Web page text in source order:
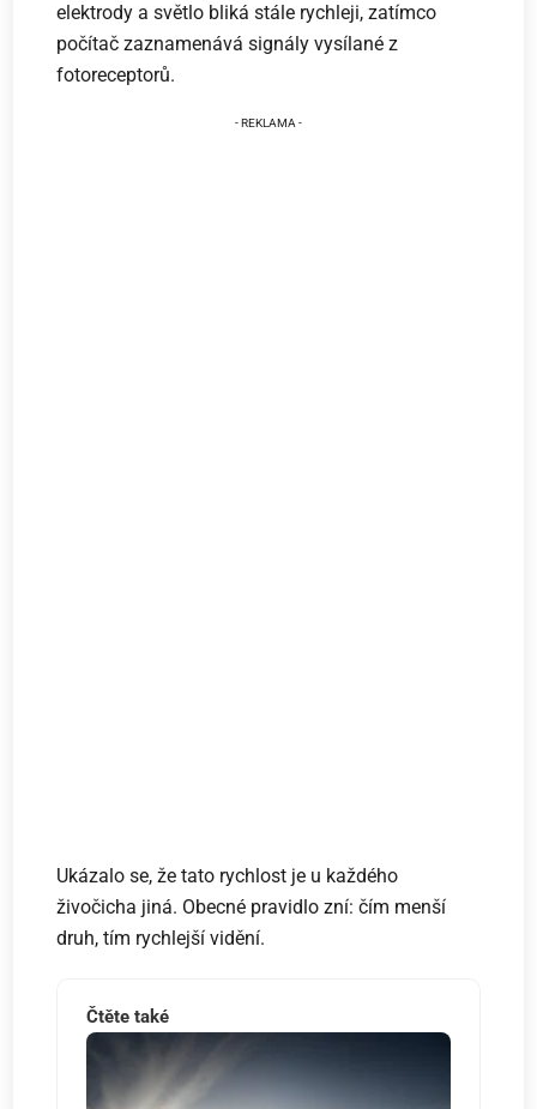
elektrody a světlo bliká stále rychleji, zatímco
počítač zaznamenává signály vysílané z
fotoreceptorů.
Ukázalo se, že tato rychlost je u každého
živočicha jiná. Obecné pravidlo zní: čím menší
druh, tím rychlejší vidění.
Čtěte také